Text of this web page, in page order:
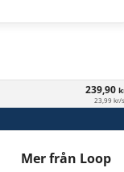
239,90
23,99 kr/
Mer från Loop